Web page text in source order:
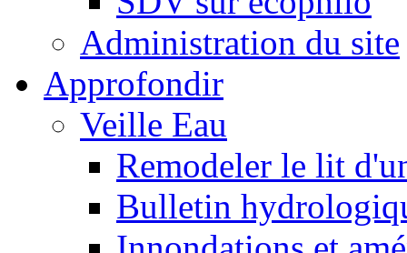
Administration du site
Approfondir
Veille Eau
Remodeler le lit
Bulletin